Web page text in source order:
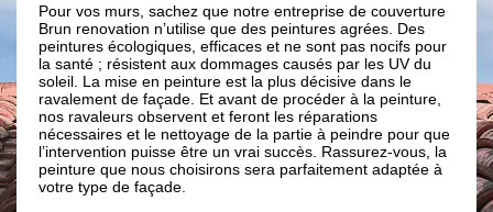
sachez que notre entreprise de couverture
n’utilise que des peintures agrées. Des
efficaces et ne sont pas nocifs pour
aux dommages causés par les UV du
en peinture est la plus décisive dans le
façade. Et avant de procéder à la peinture,
observent et feront les réparations
le nettoyage de la partie à peindre pour que
puisse être un vrai succès. Rassurez-vous, la
nous choisirons sera parfaitement adaptée à
façade.
Pour un ravalement
entreprise de
tout par une
passe par un
proposer les
tous vos problèmes
peintures de façade,
façades, les fissures
dégradation des joints
fournir les meilleures
des travaux bien
contacter notre